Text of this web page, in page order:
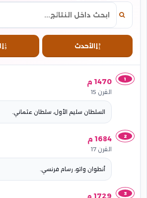
الأحدث
1 1470 م
القرن 15
السلطان سليم الأول، سلطان عثماني.
2 1684 م
القرن 17
أنطوان واتو، رسام فرنسي.
3 1729 م